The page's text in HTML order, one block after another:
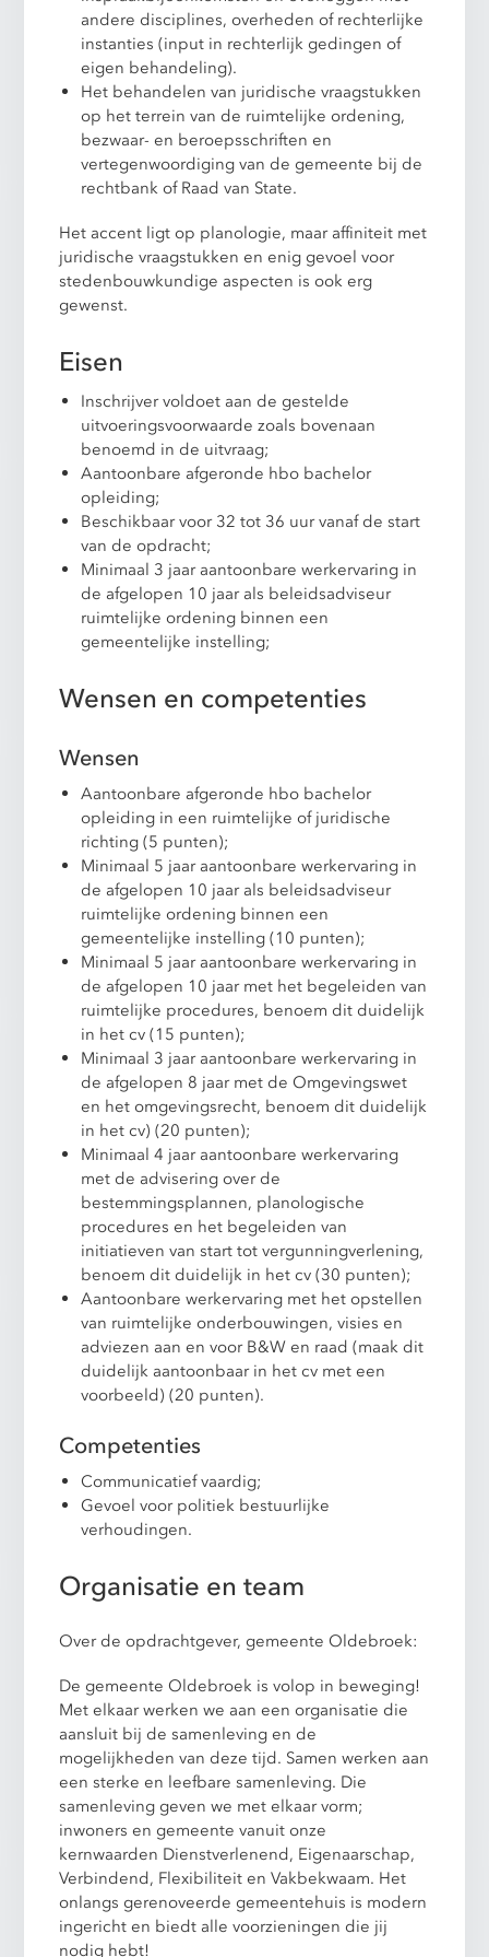
andere disciplines, overheden of rechterlijke
instanties (input in rechterlijk gedingen of
eigen behandeling).
Het behandelen van juridische vraagstukken
op het terrein van de ruimtelijke ordening,
bezwaar- en beroepsschriften en
vertegenwoordiging van de gemeente bij de
rechtbank of Raad van State.
Het accent ligt op planologie, maar affiniteit met
juridische vraagstukken en enig gevoel voor
stedenbouwkundige aspecten is ook erg
gewenst.
Eisen
Inschrijver voldoet aan de gestelde
uitvoeringsvoorwaarde zoals bovenaan
benoemd in de uitvraag;
Aantoonbare afgeronde hbo bachelor
opleiding;
Beschikbaar voor 32 tot 36 uur vanaf de start
van de opdracht;
Minimaal 3 jaar aantoonbare werkervaring in
de afgelopen 10 jaar als beleidsadviseur
ruimtelijke ordening binnen een
gemeentelijke instelling;
Wensen en competenties
Wensen
Aantoonbare afgeronde hbo bachelor
opleiding in een ruimtelijke of juridische
richting (5 punten);
Minimaal 5 jaar aantoonbare werkervaring in
de afgelopen 10 jaar als beleidsadviseur
ruimtelijke ordening binnen een
gemeentelijke instelling (10 punten);
Minimaal 5 jaar aantoonbare werkervaring in
de afgelopen 10 jaar met het begeleiden van
ruimtelijke procedures, benoem dit duidelijk
in het cv (15 punten);
Minimaal 3 jaar aantoonbare werkervaring in
de afgelopen 8 jaar met de Omgevingswet
en het omgevingsrecht, benoem dit duidelijk
in het cv) (20 punten);
Minimaal 4 jaar aantoonbare werkervaring
met de advisering over de
bestemmingsplannen, planologische
procedures en het begeleiden van
initiatieven van start tot vergunningverlening,
benoem dit duidelijk in het cv (30 punten);
Aantoonbare werkervaring met het opstellen
van ruimtelijke onderbouwingen, visies en
adviezen aan en voor B&W en raad (maak dit
duidelijk aantoonbaar in het cv met een
voorbeeld) (20 punten).
Competenties
Communicatief vaardig;
Gevoel voor politiek bestuurlijke
verhoudingen.
Organisatie en team
Over de opdrachtgever, gemeente Oldebroek:
De gemeente Oldebroek is volop in beweging!
Met elkaar werken we aan een organisatie die
aansluit bij de samenleving en de
mogelijkheden van deze tijd. Samen werken aan
een sterke en leefbare samenleving. Die
samenleving geven we met elkaar vorm;
inwoners en gemeente vanuit onze
kernwaarden Dienstverlenend, Eigenaarschap,
Verbindend, Flexibiliteit en Vakbekwaam. Het
onlangs gerenoveerde gemeentehuis is modern
ingericht en biedt alle voorzieningen die jij
nodig hebt!